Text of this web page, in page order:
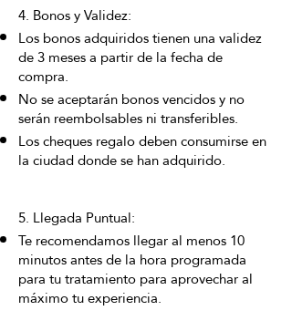
4. Bonos y Validez:
Los bonos adquiridos tienen una validez
de 3 meses a partir de la fecha de
compra.
No se aceptarán bonos vencidos y no
serán reembolsables ni transferibles.
Los cheques regalo deben consumirse en
la ciudad donde se han adquirido.
5. Llegada Puntual:
Te recomendamos llegar al menos 10
minutos antes de la hora programada
para tu tratamiento para aprovechar al
máximo tu experiencia.